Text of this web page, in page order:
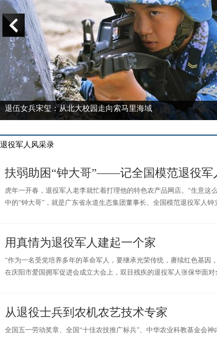
退伍女兵宋玺：从北大校园走向索马里海域
退役军人风采录
扶弱助困“钟大哥”——记全国模范退役军
虎年一开春，退役军人老李就忙着打理他的特色农产品网店。“生意这
中的“钟大哥”，就是广东省永道生态集团董事长、全国模范退役军人钟
用真情为退役军人建起一个家
“作为一名受党培养多年的革命军人，要继承光荣传统，赓续红色基因
在庆阳市爱国拥军促进会成立大会上，双目残疾的退役军人张保华面
从退役士兵到农机农艺技术专家
全国五一劳动奖章、全国“十佳农技推广标兵”、中华农业科教基金会